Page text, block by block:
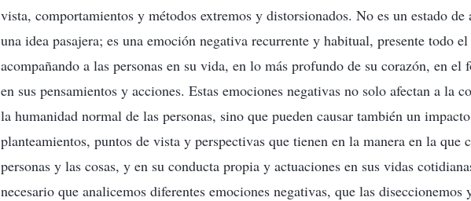
vista, comportamientos y métodos extremos y distorsionados. No es un estado
una idea pasajera; es una emoción negativa recurrente y habitual, presente todo
acompañando a las personas en su vida, en lo más profundo de su corazón, en el
en sus pensamientos y acciones. Estas emociones negativas no solo afectan a la
la humanidad normal de las personas, sino que pueden causar también un
planteamientos, puntos de vista y perspectivas que tienen en la manera en la que
personas y las cosas, y en su conducta propia y actuaciones en sus vidas
necesario que analicemos diferentes emociones negativas, que las diseccionemos